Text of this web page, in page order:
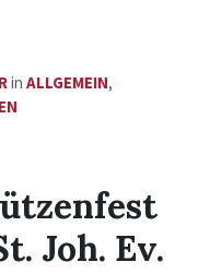
in ALLGEMEIN,
Joh. Ev.